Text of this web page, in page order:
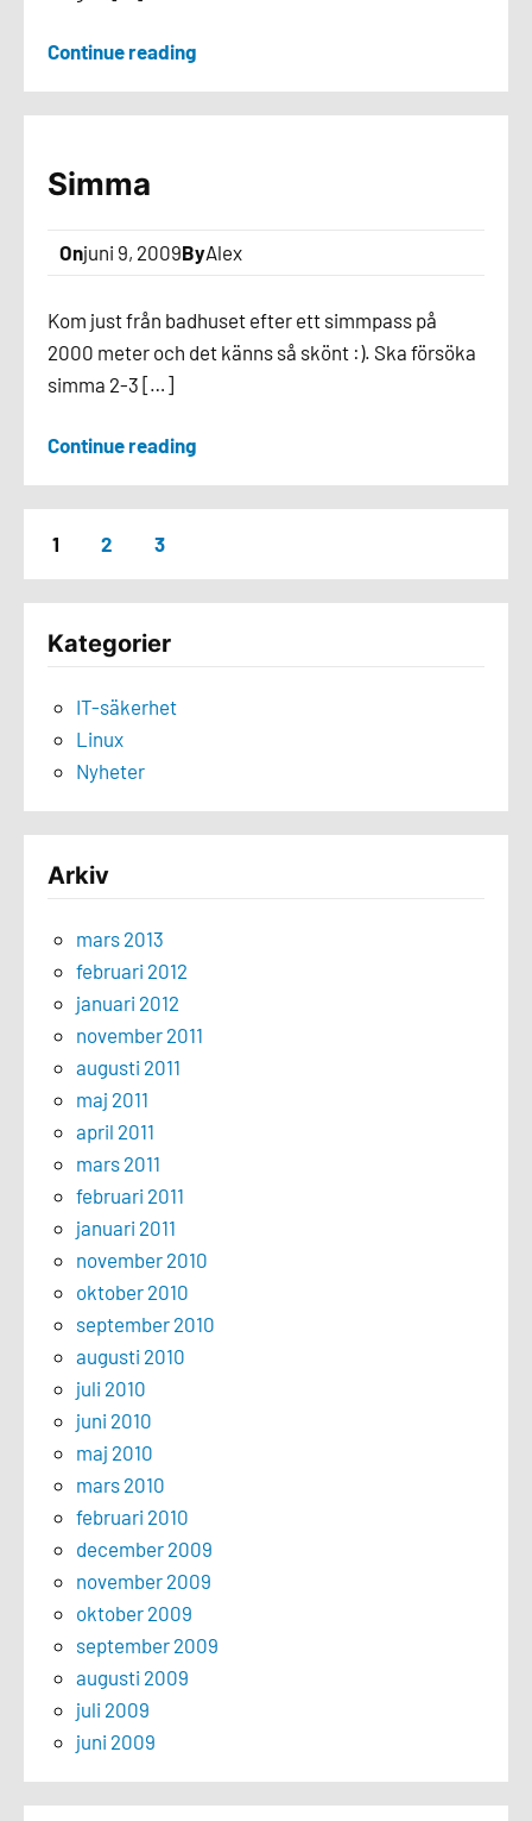
Continue reading
Simma
Onjuni 9, 2009ByAlex
Kom just från badhuset efter ett simmpass på
2000 meter och det känns så skönt :). Ska försöka
simma 2-3 […]
Continue reading
1 2 3
Kategorier
IT-säkerhet
Linux
Nyheter
Arkiv
mars 2013
februari 2012
januari 2012
november 2011
augusti 2011
maj 2011
april 2011
mars 2011
februari 2011
januari 2011
november 2010
oktober 2010
september 2010
augusti 2010
juli 2010
juni 2010
maj 2010
mars 2010
februari 2010
december 2009
november 2009
oktober 2009
september 2009
augusti 2009
juli 2009
juni 2009